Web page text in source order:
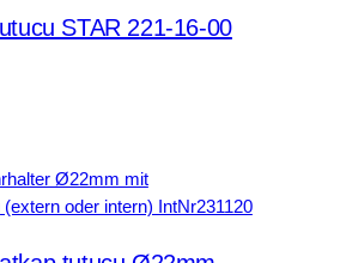
STAR 221-16-00